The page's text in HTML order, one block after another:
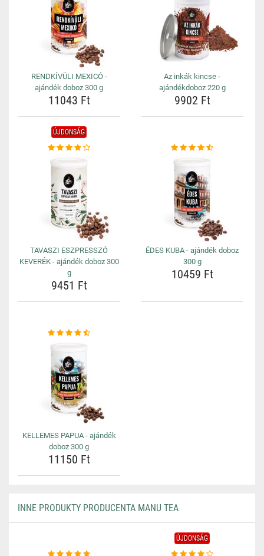
RENDKÍVÜLI MEXICÓ -
ajándék doboz 300 g
11043 Ft
Az inkák kincse -
ajándékdoboz 220 g
9902 Ft
ÚJDONSÁG
TAVASZI ESZPRESSZÓ
KEVERÉK - ajándék doboz 300
g
9451 Ft
ÉDES KUBA - ajándék doboz
300 g
10459 Ft
KELLEMES PAPUA - ajándék
doboz 300 g
11150 Ft
INNE PRODUKTY PRODUCENTA MANU TEA
ÚJDONSÁG